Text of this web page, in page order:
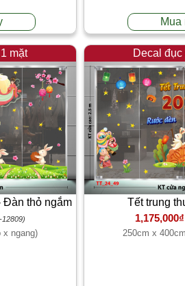
Mua
mặt
Đàn thỏ ngắm
12809)
x ngang)
Decal đục
Tết trung
1,175,000₫
250cm x